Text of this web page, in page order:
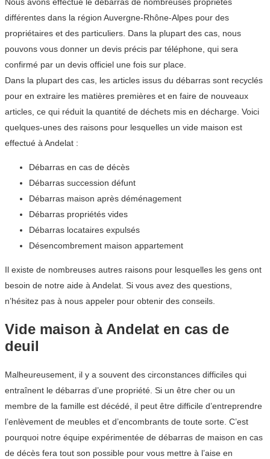
Nous avons effectué le débarras de nombreuses propriétés
différentes dans la région Auvergne-Rhône-Alpes pour des
propriétaires et des particuliers. Dans la plupart des cas, nous
pouvons vous donner un devis précis par téléphone, qui sera
confirmé par un devis officiel une fois sur place.
Dans la plupart des cas, les articles issus du débarras sont recyclés
pour en extraire les matières premières et en faire de nouveaux
articles, ce qui réduit la quantité de déchets mis en décharge. Voici
quelques-unes des raisons pour lesquelles un vide maison est
effectué à Andelat :
Débarras en cas de décès
Débarras succession défunt
Débarras maison après déménagement
Débarras propriétés vides
Débarras locataires expulsés
Désencombrement maison appartement
Il existe de nombreuses autres raisons pour lesquelles les gens ont
besoin de notre aide à Andelat. Si vous avez des questions,
n’hésitez pas à nous appeler pour obtenir des conseils.
Vide maison à Andelat en cas de
deuil
Malheureusement, il y a souvent des circonstances difficiles qui
entraînent le débarras d’une propriété. Si un être cher ou un
membre de la famille est décédé, il peut être difficile d’entreprendre
l’enlèvement de meubles et d’encombrants de toute sorte. C’est
pourquoi notre équipe expérimentée de débarras de maison en cas
de décès fera tout son possible pour vous mettre à l’aise en